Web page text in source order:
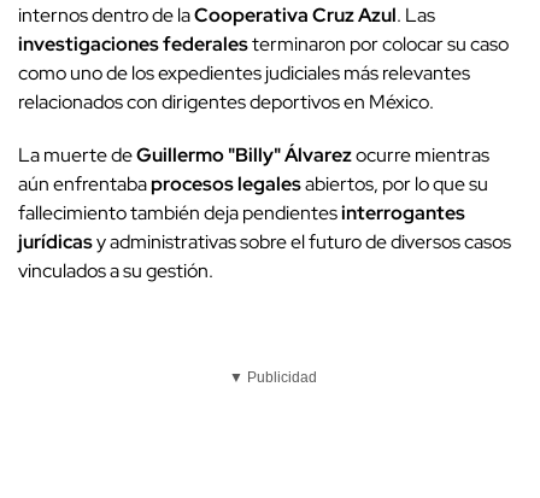
internos dentro de laCooperativa Cruz Azul. Las
investigaciones federalesterminaron por colocar su caso
como uno de los expedientes judiciales más relevantes
relacionados con dirigentes deportivos en México.
La muerte deGuillermo "Billy" Álvarezocurre mientras
aún enfrentabaprocesos legalesabiertos, por lo que su
fallecimiento también deja pendientesinterrogantes
jurídicasy administrativas sobre el futuro de diversos casos
vinculados a su gestión.
▼ Publicidad